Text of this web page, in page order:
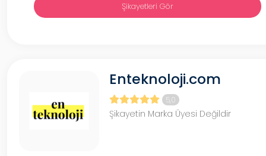
Şikayetleri Gör
Enteknoloji.com
5,0
Şikayetin Marka Üyesi Değildir